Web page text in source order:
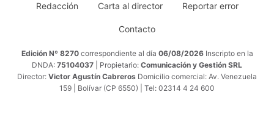
Redacción Carta al director Reportar error
Contacto
Edición Nº 8270 correspondiente al día 06/08/2026 Inscripto en la
DNDA: 75104037 | Propietario: Comunicación y Gestión SRL
Director: Victor Agustín Cabreros Domicilio comercial: Av. Venezuela
159 | Bolívar (CP 6550) | Tel: 02314 4 24 600